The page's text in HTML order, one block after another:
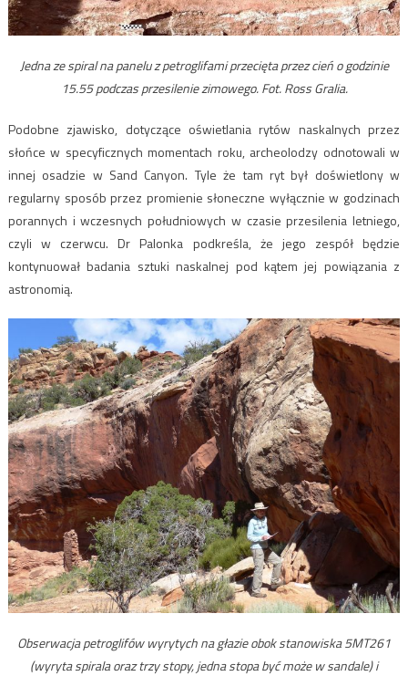
Jedna ze spiral na panelu z petroglifami przecięta przez cień o godzinie
15.55 podczas przesilenie zimowego. Fot. Ross Gralia.
Podobne zjawisko, dotyczące oświetlania rytów naskalnych przez
słońce w specyficznych momentach roku, archeolodzy odnotowali w
innej osadzie w Sand Canyon. Tyle że tam ryt był doświetlony w
regularny sposób przez promienie słoneczne wyłącznie w godzinach
porannych i wczesnych południowych w czasie przesilenia letniego,
czyli w czerwcu. Dr Palonka podkreśla, że jego zespół będzie
kontynuował badania sztuki naskalnej pod kątem jej powiązania z
astronomią.
Obserwacja petroglifów wyrytych na głazie obok stanowiska 5MT261
(wyryta spirala oraz trzy stopy, jedna stopa być może w sandale) i